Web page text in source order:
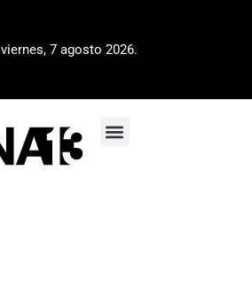
viernes, 7 agosto 2026.